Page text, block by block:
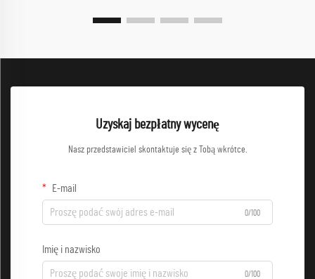
Uzyskaj bezpłatny wycenę
Nasz przedstawiciel skontaktuje się z Tobą wkrótce.
E-mail
0/100
Imię i nazwisko
0/100